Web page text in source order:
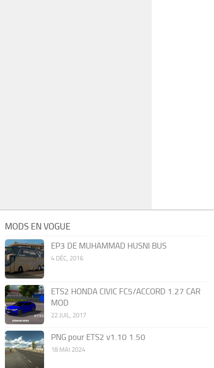
MODS EN VOGUE
EP3 DE MUHAMMAD HUSNI BUS
4 DÉC, 2016
ETS2 HONDA CIVIC FC5/ACCORD 1.27 CAR
MOD
22 JUIL, 2017
PNG pour ETS2 v1.10 1.50
18 MAI 2024